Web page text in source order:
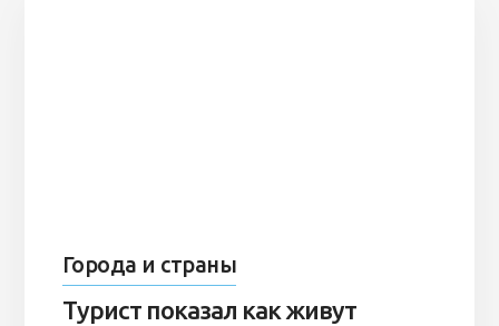
Города и страны
Турист показал как живут